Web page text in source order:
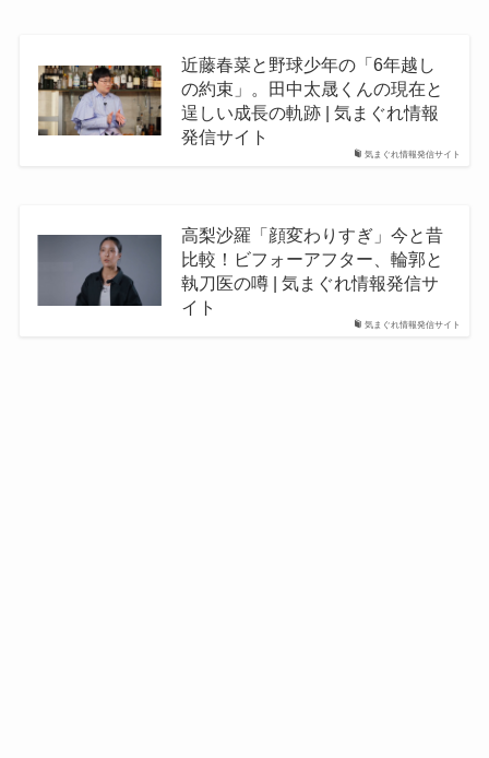
気まぐれ情報発信サイト
近藤春菜と野球少年の「6年越し
の約束」。田中太晟くんの現在と
逞しい成長の軌跡 | 気まぐれ情報
発信サイト
気まぐれ情報発信サイト
高梨沙羅「顔変わりすぎ」今と昔
比較！ビフォーアフター、輪郭と
執刀医の噂 | 気まぐれ情報発信サ
イト